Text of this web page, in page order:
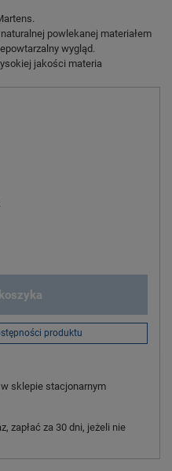
powlekanej materiałem
wygląd.
jakości materia
produktu
sklepie stacjonarnym
zapłać za 30 dni, jeżeli nie